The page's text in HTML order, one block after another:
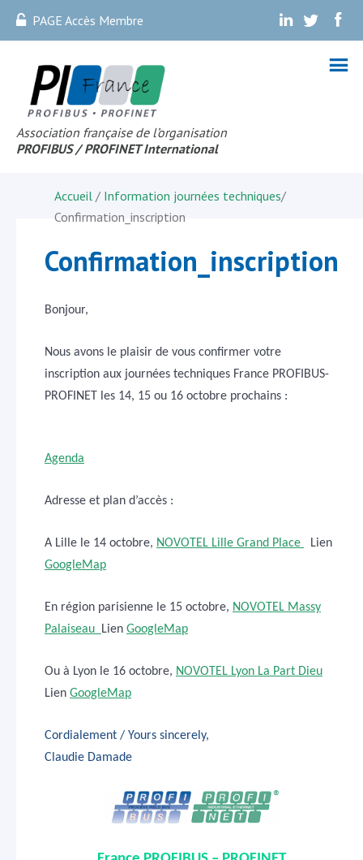
PAGE Accès Membre . . .
Association française de l’organisation
PROFIBUS / PROFINET International
Accueil / Information journées techniques/
Confirmation_inscription
Confirmation_inscription
Bonjour,
Nous avons le plaisir de vous confirmer votre
inscription aux journées techniques France PROFIBUS-
PROFINET les 14, 15 ou 16 octobre prochains :
Agenda
Adresse et plan d’accès :
A Lille le 14 octobre, NOVOTEL Lille Grand Place
Lien
GoogleMap
En région parisienne le 15 octobre, NOVOTEL Massy
Palaiseau
Lien GoogleMap
Ou à Lyon le 16 octobre, NOVOTEL Lyon La Part Dieu
Lien GoogleMap
Cordialement / Yours sincerely,
Claudie Damade